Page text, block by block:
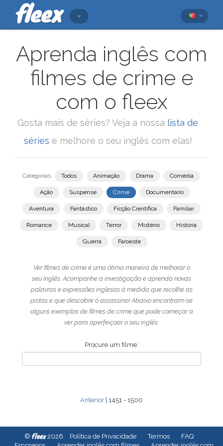
Aprenda inglês com
filmes de crime e
com o fleex
Gosta mais de séries? Veja a nossa lista de
séries e melhore o seu inglês com elas!
Categorias: Todos Animação Drama Comédia
Ação Suspense Crime Documentário
Aventura Fantástico Ficção Científica Familiar
Romance Musical Terror Mistério História
Guerra Faroeste
Ver filmes de crime é uma ótima maneira de melhorar o
seu inglês. Acompanhe a investigação e aprenda novas
palavras e expressões inglesas à medida que recolhe as
pistas e que descobre o assassino! Abaixo encontram-se
alguns exemplos de filmes de crime que pode começar a
ver para aperfeiçoar o seu inglês.
Procure um filme:
Anterior | 1451 - 1500
© fleex2026 Política de Privacidade Termos
FAQ